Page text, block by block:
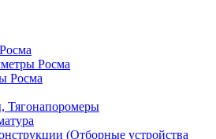
Росма
Росма
Тягонапоромеры
(Отборные устройства